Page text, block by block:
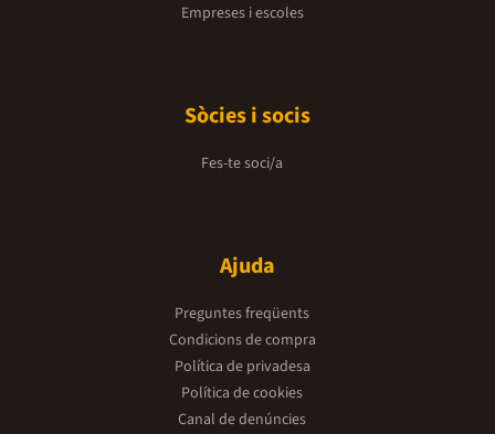
Empreses i escoles
Sòcies i socis
Fes-te soci/a
Ajuda
Preguntes freqüents
Condicions de compra
Política de privadesa
Política de cookies
Canal de denúncies